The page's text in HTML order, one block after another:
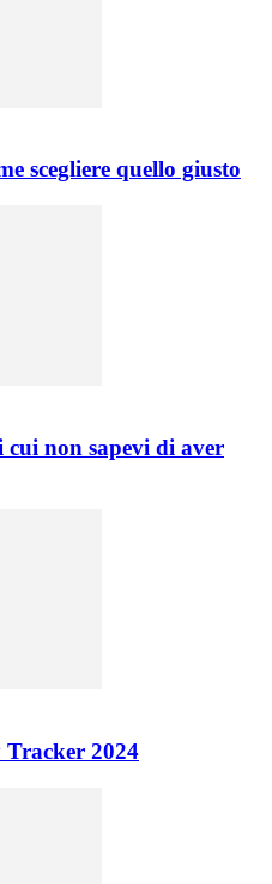
scegliere quello giusto
non sapevi di aver
2024